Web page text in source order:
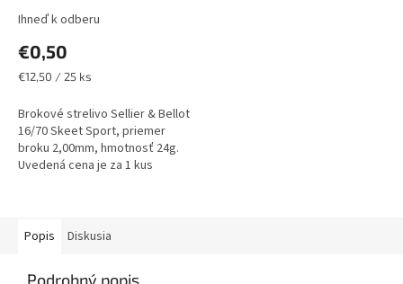
Ihneď k odberu
€0,50
Jednotková
€12,50 / 25 ks
Brokové strelivo Sellier & Bellot
16/70 Skeet Sport, priemer
broku 2,00mm, hmotnosť 24g.
Uvedená cena je za 1 kus
Popis Diskusia
Podrobný popis